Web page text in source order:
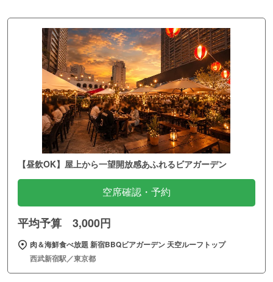
【昼飲OK】屋上から一望開放感あふれるビアガーデン
空席確認・予約
平均予算 3,000円
肉＆海鮮食べ放題 新宿BBQビアガーデン 天空ルーフトップ
西武新宿駅／東京都